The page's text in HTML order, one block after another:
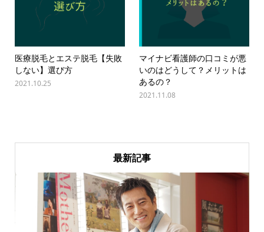
医療脱毛とエステ脱毛【失敗
しない】選び方
2021.10.25
マイナビ看護師の口コミが悪
いのはどうして？メリットは
あるの？
2021.11.08
最新記事